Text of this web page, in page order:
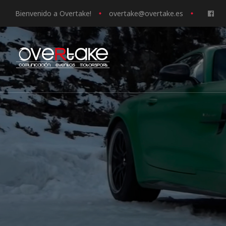
Bienvenido a Overtake! overtake@overtake.es